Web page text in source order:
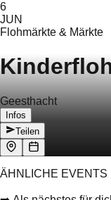
6
JUN
Flohmärkte & Märkte
Geesthacht
Infos
Teilen
ÄHNLICHE EVENTS